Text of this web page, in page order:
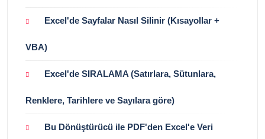
Excel'de Sayfalar Nasıl Silinir (Kısayollar +
VBA)
Excel'de SIRALAMA (Satırlara, Sütunlara,
Renklere, Tarihlere ve Sayılara göre)
Bu Dönüştürücü ile PDF'den Excel'e Veri